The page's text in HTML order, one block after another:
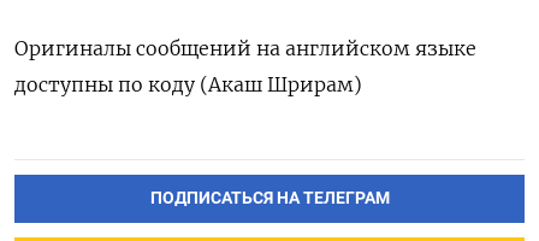
Оригиналы сообщений на английском ​языке
доступны по ‌коду (Акаш Шрирам)
ПОДПИСАТЬСЯ НА ТЕЛЕГРАМ